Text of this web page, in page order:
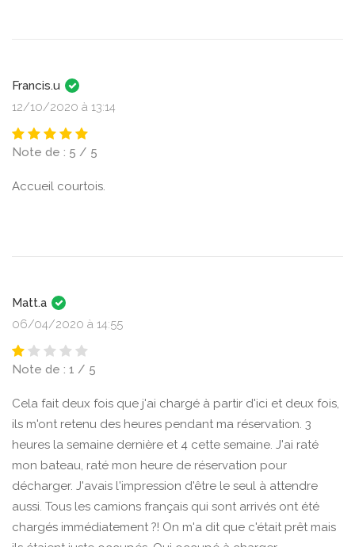
Francis.u
12/10/2020 à 13:14
Note de : 5 / 5
Accueil courtois.
Matt.a
06/04/2020 à 14:55
Note de : 1 / 5
Cela fait deux fois que j'ai chargé à partir d'ici et deux fois,
ils m'ont retenu des heures pendant ma réservation. 3
heures la semaine dernière et 4 cette semaine. J'ai raté
mon bateau, raté mon heure de réservation pour
décharger. J'avais l'impression d'être le seul à attendre
aussi. Tous les camions français qui sont arrivés ont été
chargés immédiatement ?! On m'a dit que c'était prêt mais